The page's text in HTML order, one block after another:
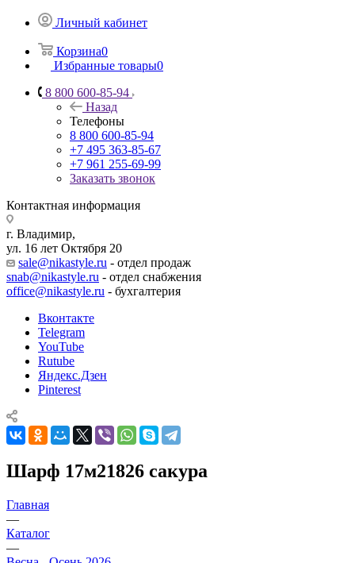
Личный кабинет
Корзина0
Избранные товары0
8 800 600-85-94
Назад
Телефоны
8 800 600-85-94
+7 495 363-85-67
+7 961 255-69-99
Заказать звонок
Контактная информация
г. Владимир,
ул. 16 лет Октября 20
sale@nikastyle.ru - отдел продаж
snab@nikastyle.ru - отдел снабжения
office@nikastyle.ru - бухгалтерия
Вконтакте
Telegram
YouTube
Rutube
Яндекс.Дзен
Pinterest
Шарф 17м21826 сакура
Главная
—
Каталог
—